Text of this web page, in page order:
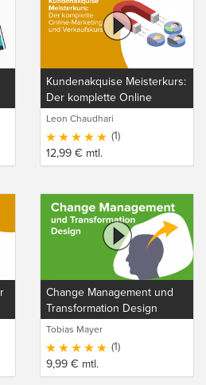
Kundenakquise Meisterkurs:
Der komplette Online
Marketing und Verkaufskurs
Leon Chaudhari
(1)
12,99 € mtl.
Change Management und
Transformation Design
Tobias Mayer
(1)
9,99 € mtl.